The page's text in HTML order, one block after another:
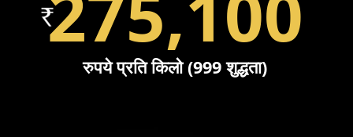
रुपये प्रति किलो (999 शुद्धता)